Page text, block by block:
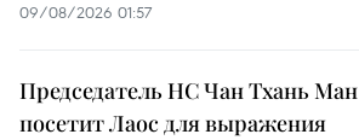
09/08/2026 01:57
Председатель НС Чан Тхань Ман
посетит Лаос для выражения